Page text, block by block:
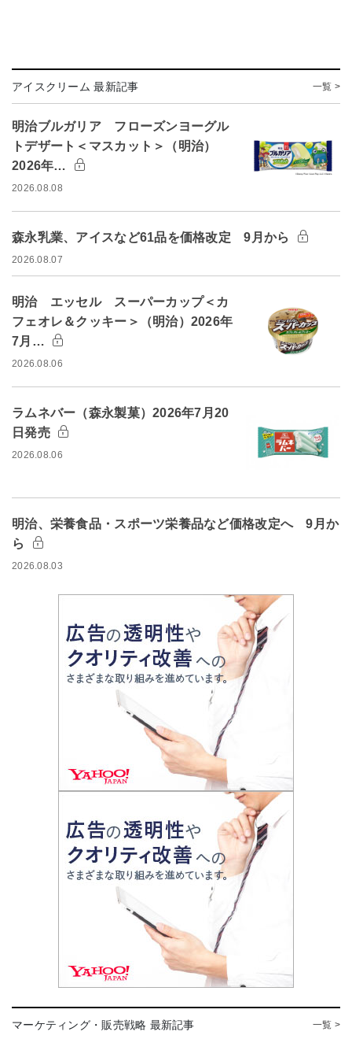
アイスクリーム 最新記事 一覧 >
明治ブルガリア フローズンヨーグル
トデザート＜マスカット＞（明治）
2026年…
2026.08.08
森永乳業、アイスなど61品を価格改定 9月から
2026.08.07
明治 エッセル スーパーカップ＜カ
フェオレ＆クッキー＞（明治）2026年
7月…
2026.08.06
ラムネバー（森永製菓）2026年7月20
日発売
2026.08.06
明治、栄養食品・スポーツ栄養品など価格改定へ 9月か
ら
2026.08.03
マーケティング・販売戦略 最新記事 一覧 >